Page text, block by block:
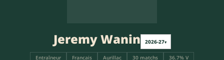
Jeremy Wanin 2026-27▾
Entraîneur Francais Aurillac 30 matchs 36.7% V